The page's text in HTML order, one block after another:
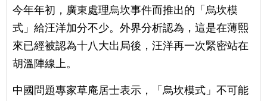
今年年初，廣東處理烏坎事件而推出的「烏坎模
式」給汪洋加分不少。外界分析認為，這是在薄熙
來已經被認為十八大出局後，汪洋再一次緊密站在
胡溫陣線上。
中國問題專家草庵居士表示，「烏坎模式」不可能